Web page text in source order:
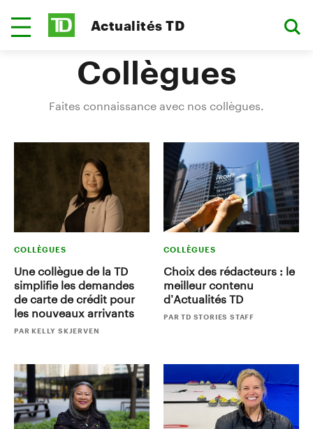
Actualités TD
Collègues
Faites connaissance avec nos collègues.
COLLÈGUES
Une collègue de la TD
simplifie les demandes
de carte de crédit pour
les nouveaux arrivants
PAR KELLY SKJERVEN
COLLÈGUES
Choix des rédacteurs : le
meilleur contenu
d’Actualités TD
PAR TD STORIES STAFF